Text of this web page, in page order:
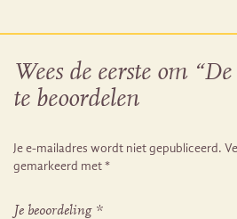
Wees de eerste om
te beoordelen
Je e-mailadres wordt niet gepubliceerd.
gemarkeerd met*
Je beoordeling *